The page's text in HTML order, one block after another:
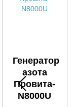
Генератор
азота
Провита-
N8000U